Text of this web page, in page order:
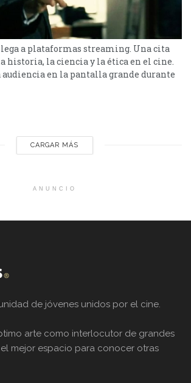
a plataformas streaming. Una cita
historia, la ciencia y la ética en el cine.
audiencia en la pantalla grande durante
la aclamada película "Oppenheimer"
Nolan finalmente llega al
CARGAR MÁS
ANUNCIO
de jóvenes unidos por el cine.
arte como interlocutor de grandes
mejor espacio para conocer otras